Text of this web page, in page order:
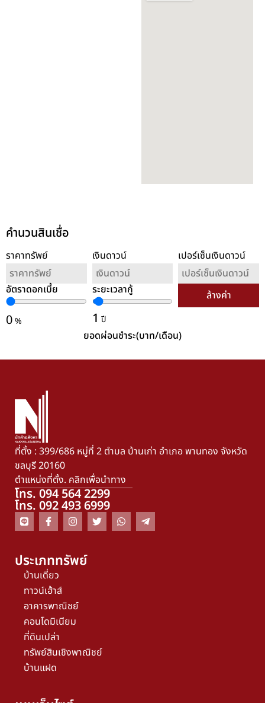
คำนวนสินเชื่อ
ราคาทรัพย์ เงินดาวน์ เปอร์เซ็นเงินดาวน์
อัตราดอกเบี้ย
0%
ระยะเวลากู้
1 ปี
ล้างค่า
ยอดผ่อนชำระ(บาท/เดือน)
ที่ตั้ง : 399/686 หมู่ที่ 2 ตำบล บ้านเก่า อำเภอ พานทอง จังหวัด
ชลบุรี 20160
ตำแหน่งที่ตั้ง. คลิกเพื่อนำทาง
โทร. 094 564 2299
โทร. 092 493 6999
ประเภททรัพย์
บ้านเดี่ยว
ทาวน์เฮ้าส์
อาคารพาณิชย์
คอนโดมิเนียม
ที่ดินเปล่า
ทรัพย์สินเชิงพาณิชย์
บ้านแฝด